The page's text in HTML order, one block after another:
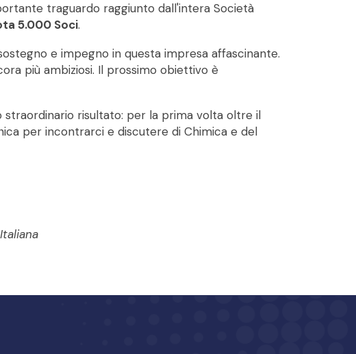
traguardo raggiunto dall'intera Società
5.000 Soci.
e impegno in questa impresa affascinante.
più ambiziosi. Il prossimo obiettivo è
straordinario risultato: per la prima volta oltre il
per incontrarci e discutere di Chimica e del